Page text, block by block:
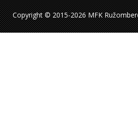
Copyright © 2015-2026 MFK